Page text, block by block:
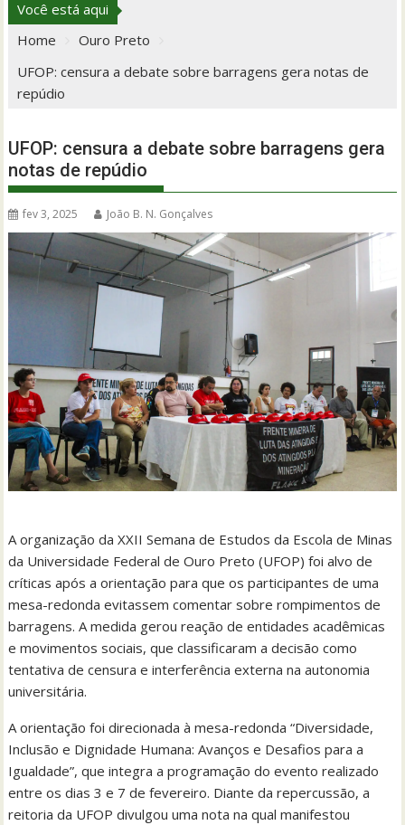
Você está aqui
Home
Ouro Preto
UFOP: censura a debate sobre barragens gera notas de
repúdio
UFOP: censura a debate sobre barragens gera
notas de repúdio
fev 3, 2025 João B. N. Gonçalves
A organização da XXII Semana de Estudos da Escola de Minas
da Universidade Federal de Ouro Preto (UFOP) foi alvo de
críticas após a orientação para que os participantes de uma
mesa-redonda evitassem comentar sobre rompimentos de
barragens. A medida gerou reação de entidades acadêmicas
e movimentos sociais, que classificaram a decisão como
tentativa de censura e interferência externa na autonomia
universitária.
A orientação foi direcionada à mesa-redonda “Diversidade,
Inclusão e Dignidade Humana: Avanços e Desafios para a
Igualdade”, que integra a programação do evento realizado
entre os dias 3 e 7 de fevereiro. Diante da repercussão, a
reitoria da UFOP divulgou uma nota na qual manifestou